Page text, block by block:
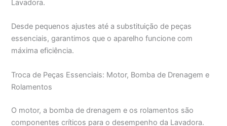
Lavadora.
Desde pequenos ajustes até a substituição de peças
essenciais, garantimos que o aparelho funcione com
máxima eficiência.
Troca de Peças Essenciais: Motor, Bomba de Drenagem e
Rolamentos
O motor, a bomba de drenagem e os rolamentos são
componentes críticos para o desempenho da Lavadora.